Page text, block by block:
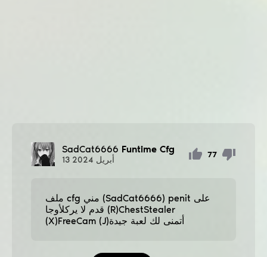
SadCat6666 Funtime Cfg
13 أبريل
77
ملف cfg مني (SadCat6666) penit على
قدم لا يركلأوجا (R)ChestStealer
(X)FreeCam (J)أتمنى لك لعبة جيدة